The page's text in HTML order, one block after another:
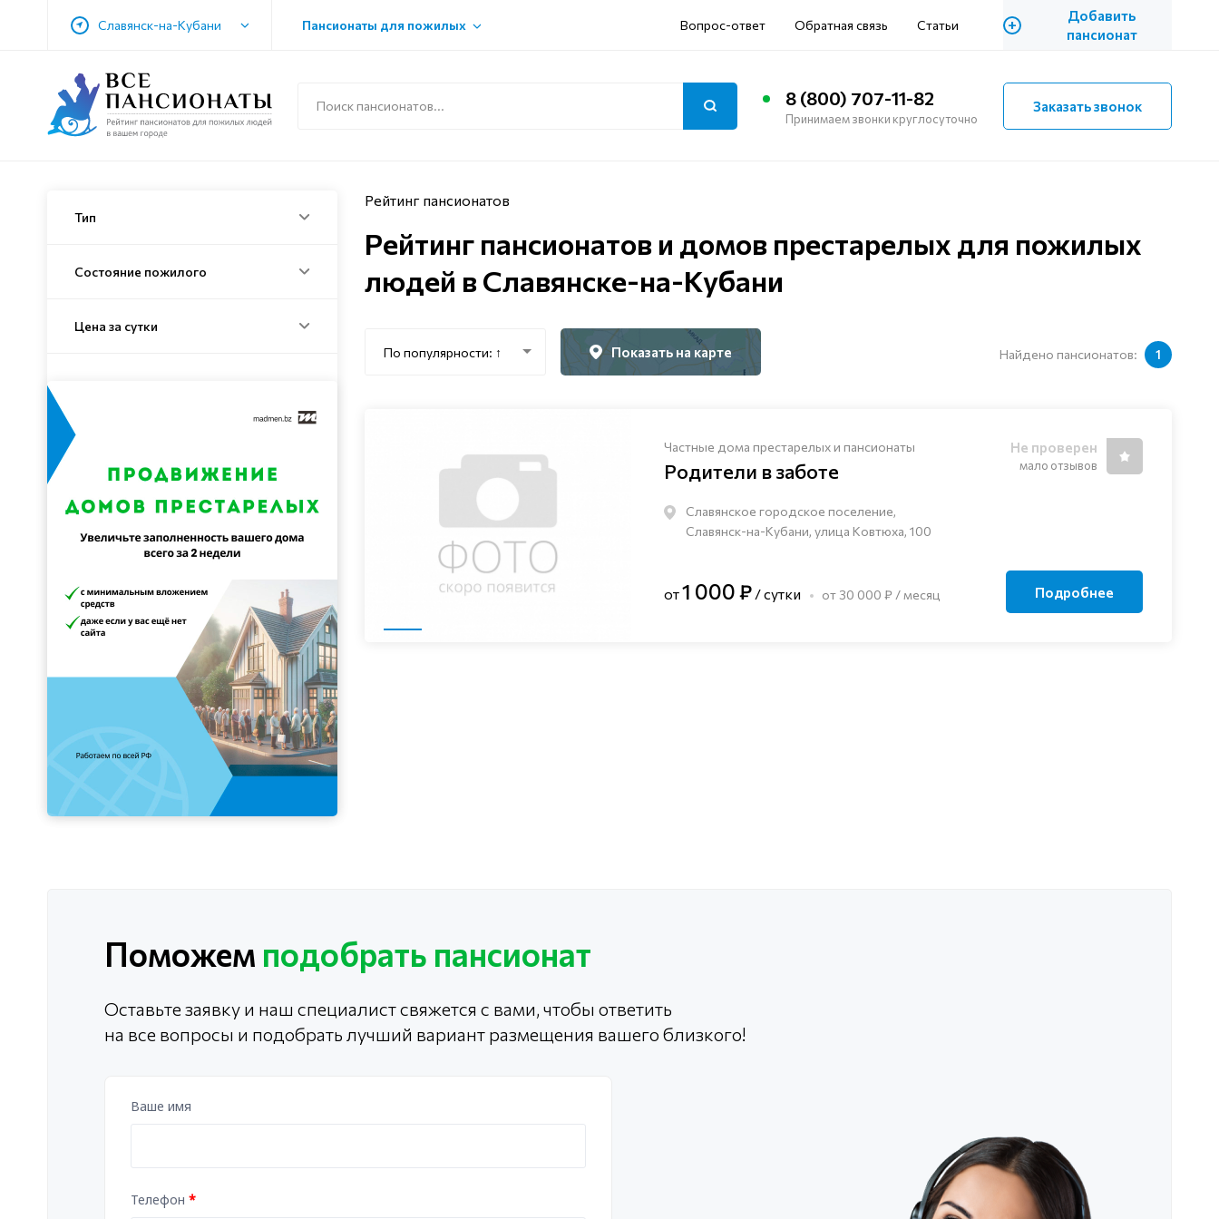
Славянск-на-Кубани Пансионаты для пожилых Вопрос-ответ Обратная связь Статьи +
Добавить
пансионат
8 (800) 707-11-82
Принимаем звонки круглосуточно
Заказать звонок
Тип
Состояние пожилого
Цена за сутки
Рейтинг пансионатов
Рейтинг пансионатов и домов престарелых для пожилых
людей в Славянске-на-Кубани
По популярности: ↑ Показать на карте Найдено пансионатов: 1
Частные дома престарелых и пансионаты
Родители в заботе
Славянское городское поселение,
Славянск-на-Кубани, улица Ковтюха, 100
Не проверен
мало отзывов
от1 000 ₽ / сутки от 30 000 ₽ / месяц Подробнее
Поможем подобрать пансионат
Оставьте заявку и наш специалист свяжется с вами, чтобы ответить
на все вопросы и подобрать лучший вариант размещения вашего близкого!